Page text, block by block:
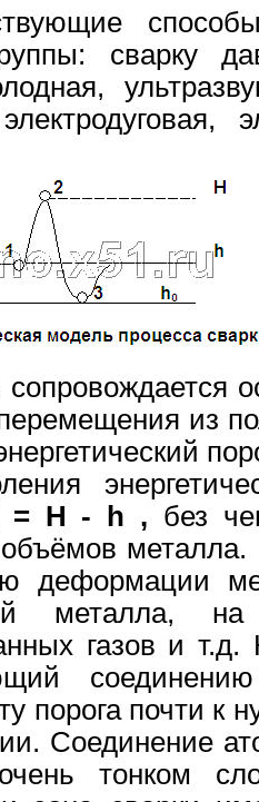
сварку
сопровождается
из
= H - h , без
деформации
металла,
газов и т.д.
порога почти к
Соединение
тонком